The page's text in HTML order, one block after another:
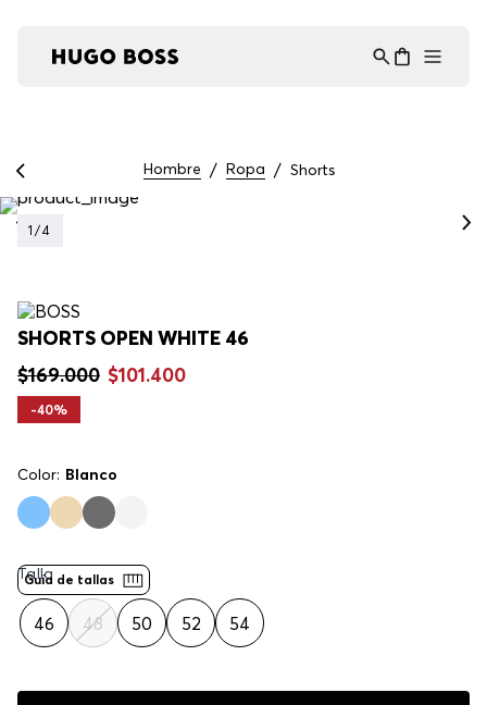
Hombre Ropa Shorts
1 /4
SHORTS OPEN WHITE 46
$169.000 $101.400
-40%
Color: Blanco
Guía de tallas
Talla
46 48 50 52 54
Asistente Virtual
en línea ⋮